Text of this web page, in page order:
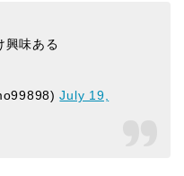
興味ある
July 19,